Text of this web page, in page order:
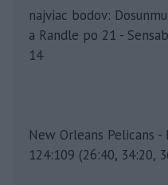
najviac bodov:
a Randle po 21 -
14
New Orleans Pelicans -
124:109 (26:40, 34:20,